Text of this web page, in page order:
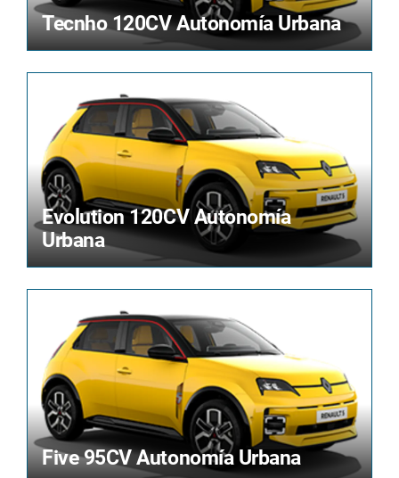
Tecnho 120CV Autonomía Urbana
Evolution 120CV Autonomía
Urbana
Five 95CV Autonomía Urbana